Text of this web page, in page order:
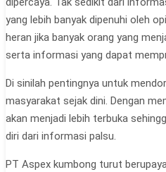
yang lebih banyak dipenuhi oleh
heran jika banyak orang yang
serta informasi yang dapat
Di sinilah pentingnya untuk
masyarakat sejak dini. Dengan
akan menjadi lebih terbuka
diri dari informasi palsu.
PT Aspex kumbong turut